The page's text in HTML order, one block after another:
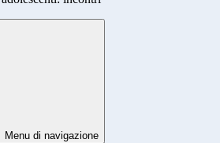
Menu di navigazione